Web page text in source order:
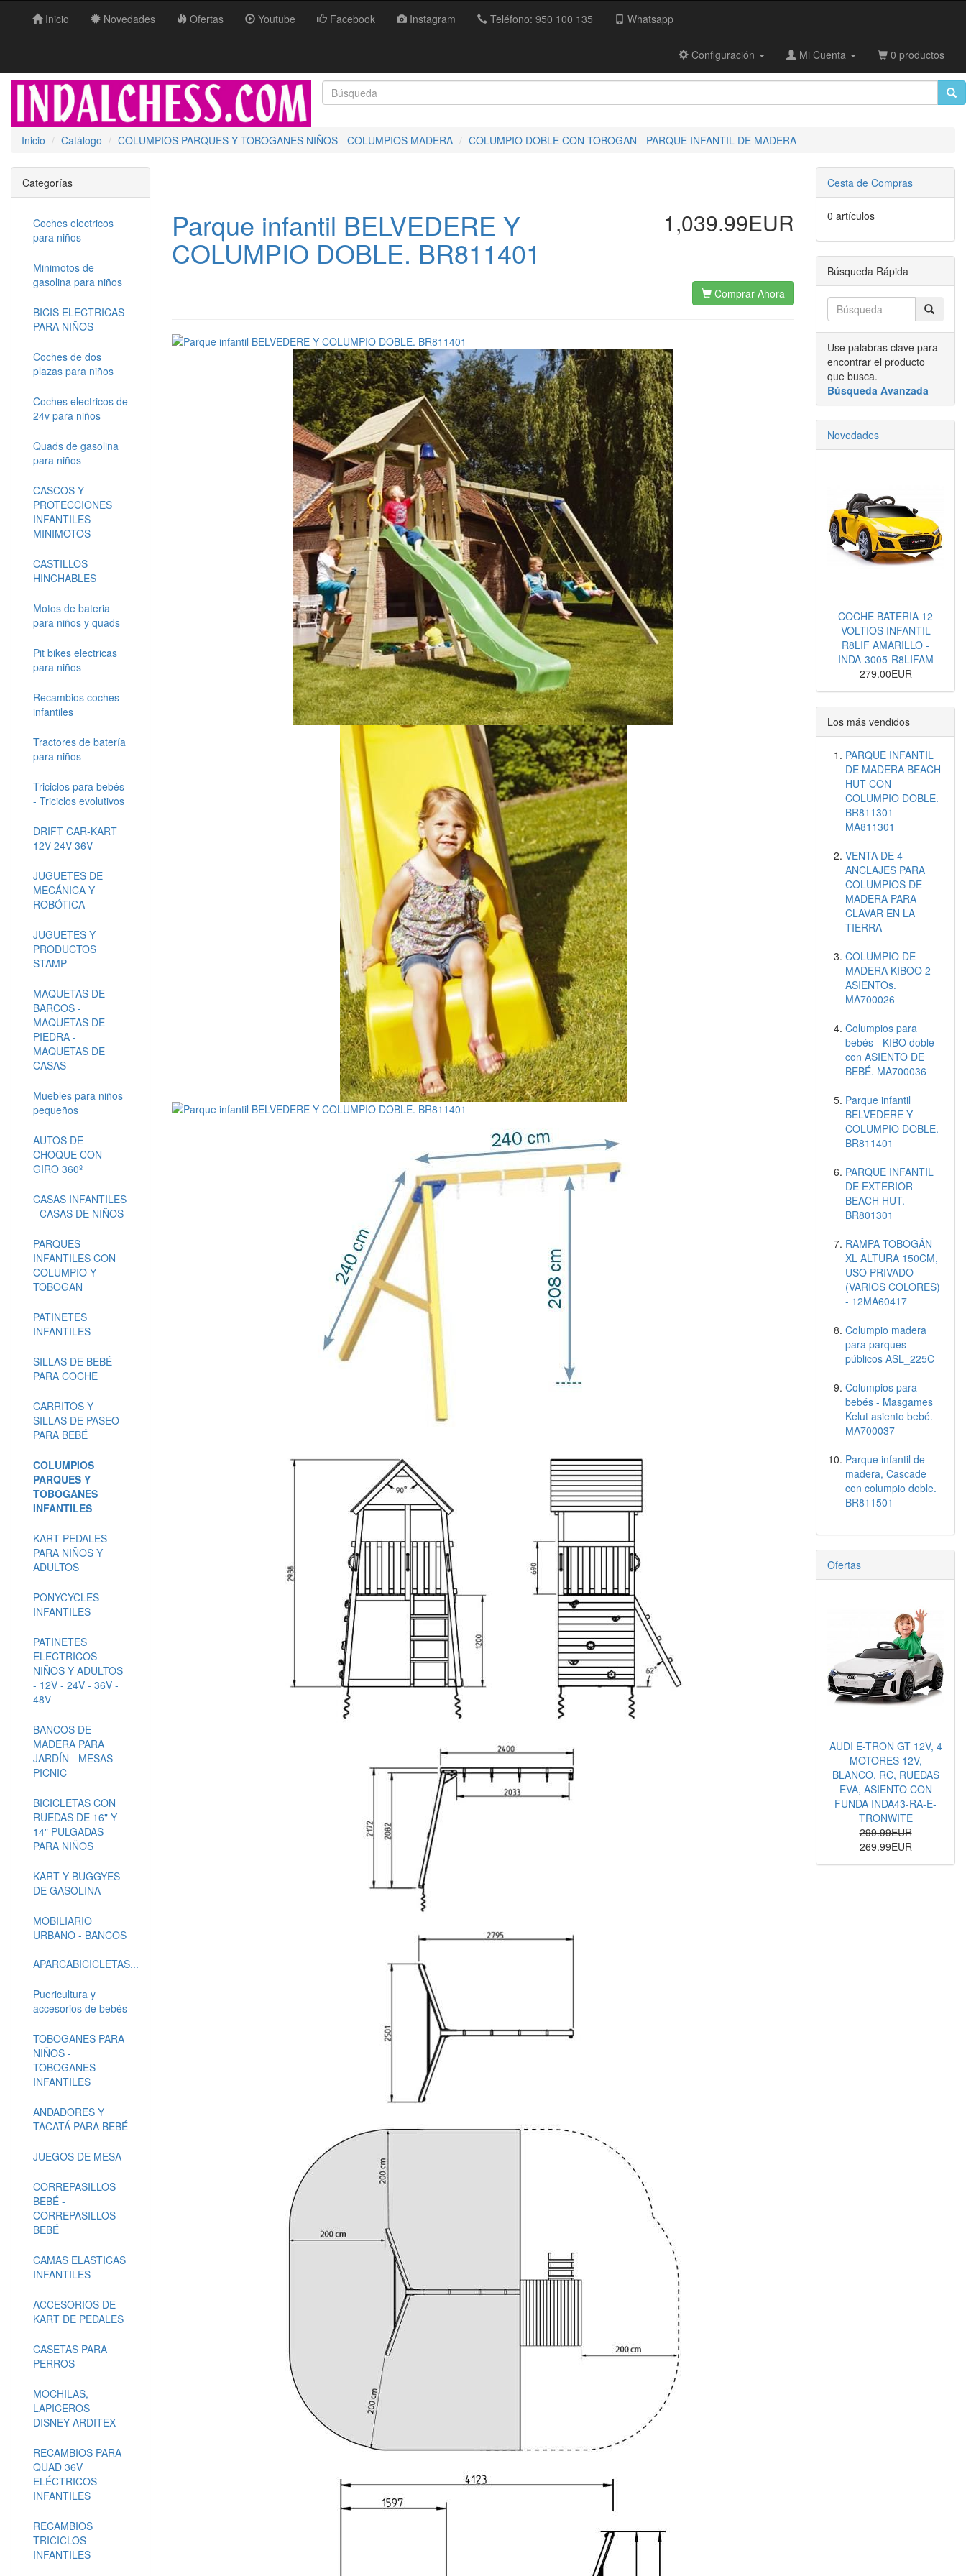
Inicio Novedades Ofertas Youtube Facebook Instagram Teléfono: 950 100 135 Whatsapp
Configuración Mi Cuenta 0 productos
Inicio Catálogo COLUMPIOS PARQUES Y TOBOGANES NIÑOS - COLUMPIOS MADERA COLUMPIO DOBLE CON TOBOGAN - PARQUE INFANTIL DE MADERA
Parque infantil BELVEDERE Y
COLUMPIO DOBLE. BR811401
1,039.99EUR
Comprar Ahora
Categorías
Coches electricos
para niños
Minimotos de
gasolina para niños
BICIS ELECTRICAS
PARA NIÑOS
Coches de dos
plazas para niños
Coches electricos de
24v para niños
Quads de gasolina
para niños
CASCOS Y
PROTECCIONES
INFANTILES
MINIMOTOS
CASTILLOS
HINCHABLES
Motos de bateria
para niños y quads
Pit bikes electricas
para niños
Recambios coches
infantiles
Tractores de batería
para niños
Triciclos para bebés
- Triciclos evolutivos
DRIFT CAR-KART
12V-24V-36V
JUGUETES DE
MECÁNICA Y
ROBÓTICA
JUGUETES Y
PRODUCTOS
STAMP
MAQUETAS DE
BARCOS -
MAQUETAS DE
PIEDRA -
MAQUETAS DE
CASAS
Muebles para niños
pequeños
AUTOS DE
CHOQUE CON
GIRO 360º
CASAS INFANTILES
- CASAS DE NIÑOS
PARQUES
INFANTILES CON
COLUMPIO Y
TOBOGAN
PATINETES
INFANTILES
SILLAS DE BEBÉ
PARA COCHE
CARRITOS Y
SILLAS DE PASEO
PARA BEBÉ
COLUMPIOS
PARQUES Y
TOBOGANES
INFANTILES
KART PEDALES
PARA NIÑOS Y
ADULTOS
PONYCYCLES
INFANTILES
PATINETES
ELECTRICOS
NIÑOS Y ADULTOS
- 12V - 24V - 36V -
48V
BANCOS DE
MADERA PARA
JARDÍN - MESAS
PICNIC
BICICLETAS CON
RUEDAS DE 16" Y
14" PULGADAS
PARA NIÑOS
KART Y BUGGYES
DE GASOLINA
MOBILIARIO
URBANO - BANCOS
-
APARCABICICLETAS...
Puericultura y
accesorios de bebés
TOBOGANES PARA
NIÑOS -
TOBOGANES
INFANTILES
ANDADORES Y
TACATÁ PARA BEBÉ
JUEGOS DE MESA
CORREPASILLOS
BEBÉ -
CORREPASILLOS
BEBÉ
CAMAS ELASTICAS
INFANTILES
ACCESORIOS DE
KART DE PEDALES
CASETAS PARA
PERROS
MOCHILAS,
LAPICEROS
DISNEY ARDITEX
RECAMBIOS PARA
QUAD 36V
ELÉCTRICOS
INFANTILES
RECAMBIOS
TRICICLOS
INFANTILES
Cesta de Compras
0 artículos
Búsqueda Rápida
Use palabras clave para
encontrar el producto
que busca.
Búsqueda Avanzada
Novedades
COCHE BATERIA 12
VOLTIOS INFANTIL
R8LIF AMARILLO -
INDA-3005-R8LIFAM
279.00EUR
Los más vendidos
PARQUE INFANTIL
DE MADERA BEACH
HUT CON
COLUMPIO DOBLE.
BR811301-
MA811301
VENTA DE 4
ANCLAJES PARA
COLUMPIOS DE
MADERA PARA
CLAVAR EN LA
TIERRA
COLUMPIO DE
MADERA KIBOO 2
ASIENTOs.
MA700026
Columpios para
bebés - KIBO doble
con ASIENTO DE
BEBÉ. MA700036
Parque infantil
BELVEDERE Y
COLUMPIO DOBLE.
BR811401
PARQUE INFANTIL
DE EXTERIOR
BEACH HUT.
BR801301
RAMPA TOBOGÁN
XL ALTURA 150CM,
USO PRIVADO
(VARIOS COLORES)
- 12MA60417
Columpio madera
para parques
públicos ASL_225C
Columpios para
bebés - Masgames
Kelut asiento bebé.
MA700037
Parque infantil de
madera, Cascade
con columpio doble.
BR811501
Ofertas
AUDI E-TRON GT 12V, 4
MOTORES 12V,
BLANCO, RC, RUEDAS
EVA, ASIENTO CON
FUNDA INDA43-RA-E-
TRONWITE
299.99EUR
269.99EUR